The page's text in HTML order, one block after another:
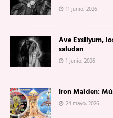
11 junio, 2026
Ave Exsilyum,
saludan
1 junio, 2026
Iron Maiden:
24 mayo, 2026